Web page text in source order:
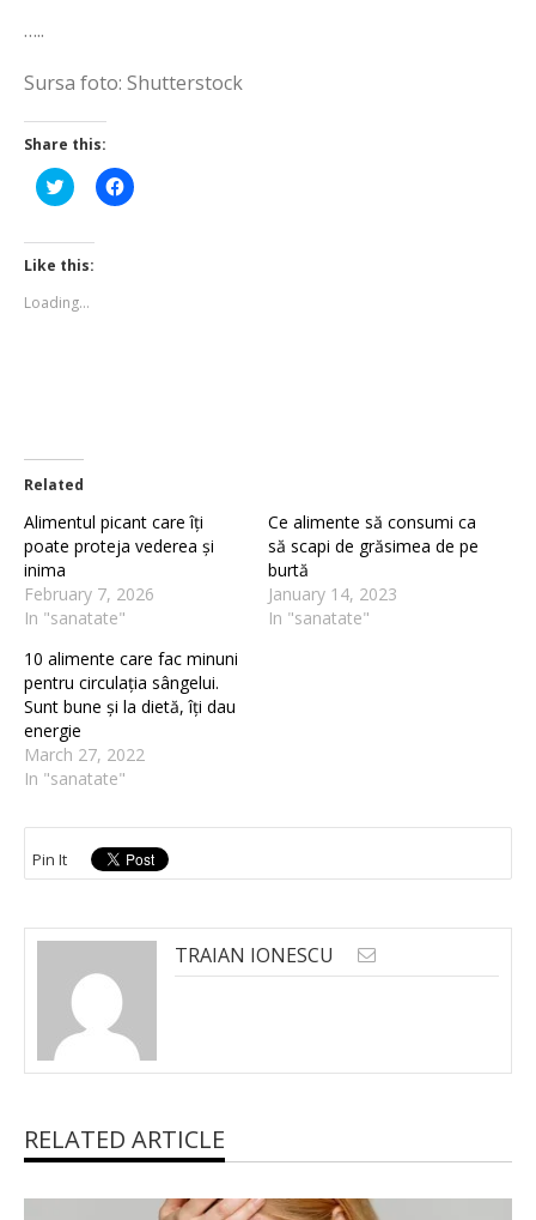
…..
Sursa foto: Shutterstock
Share this:
Click
to
Twitter
(Opens
in
window)
Click
to
Like this:
Loading...
Related
Alimentul picant care îți
poate proteja vederea și
inima
February 7, 2026
In "sanatate"
Ce alimente să consumi ca
să scapi de grăsimea de pe
burtă
January 14, 2023
In "sanatate"
10 alimente care fac minuni
pentru circulația sângelui.
Sunt bune și la dietă, îți dau
energie
March 27, 2022
In "sanatate"
Pin It
TRAIAN IONESCU
RELATED ARTICLE